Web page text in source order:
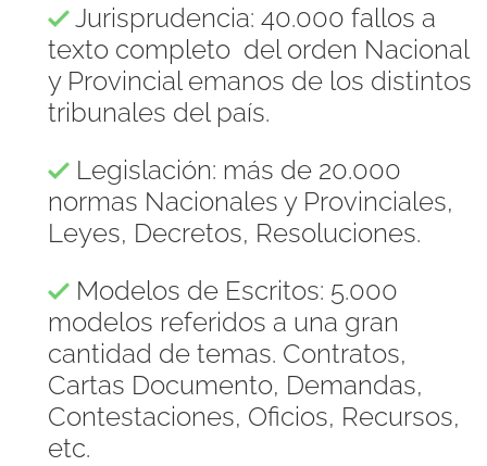
Jurisprudencia: 40.000 fallos a
texto completo del orden Nacional
y Provincial emanos de los distintos
tribunales del país.
Legislación: más de 20.000
normas Nacionales y Provinciales,
Leyes, Decretos, Resoluciones.
Modelos de Escritos: 5.000
modelos referidos a una gran
cantidad de temas. Contratos,
Cartas Documento, Demandas,
Contestaciones, Oficios, Recursos,
etc.